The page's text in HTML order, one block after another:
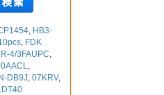
, HB3-
, FDK
4/3FAUPC,
,
DB9J,07KRV,